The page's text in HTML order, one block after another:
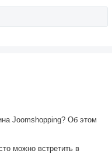
Joomshopping? Об этом
можно встретить в